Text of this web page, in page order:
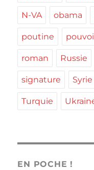
N-VA obama
poutine
roman Russie
signature Syrie
Turquie
EN POCHE !